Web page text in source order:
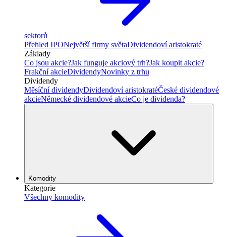
sektorů
Přehled IPONejvětší firmy světaDividendoví aristokraté
Základy
Co jsou akcie?Jak funguje akciový trh?Jak koupit akcie?
Frakční akcieDividendyNovinky z trhu
Dividendy
Měsíční dividendyDividendoví aristokratéČeské dividendové
akcieNěmecké dividendové akcieCo je dividenda?
Komodity
Kategorie
Všechny komodity